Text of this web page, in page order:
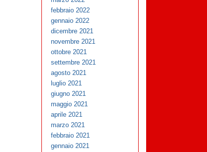
febbraio 2022
gennaio 2022
dicembre 2021
novembre 2021
ottobre 2021
settembre 2021
agosto 2021
luglio 2021
giugno 2021
maggio 2021
aprile 2021
marzo 2021
febbraio 2021
gennaio 2021